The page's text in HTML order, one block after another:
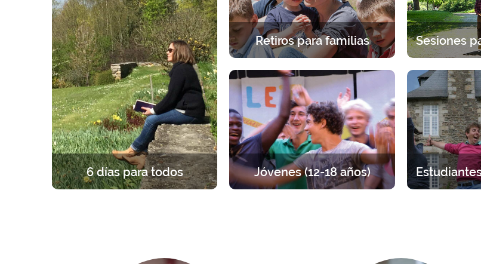
6 días para todos
Retiros para familias
Una acogida específica para cada
edad (padres e hijos).
Dios. 2 días
para
Jóvenes (12-18 años)